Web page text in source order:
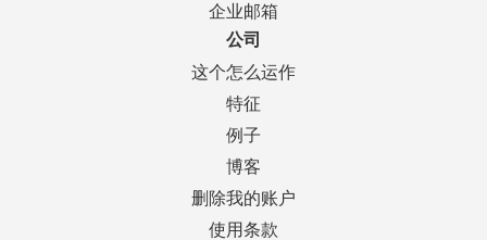
企业邮箱
公司
这个怎么运作
特征
例子
博客
删除我的账户
使用条款